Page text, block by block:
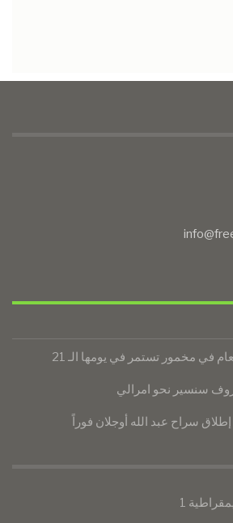
في مخمور تستمر في يومها الـ 21
سنسير نحو امرالي
سراح عبد الله أوجلان فوراً
1